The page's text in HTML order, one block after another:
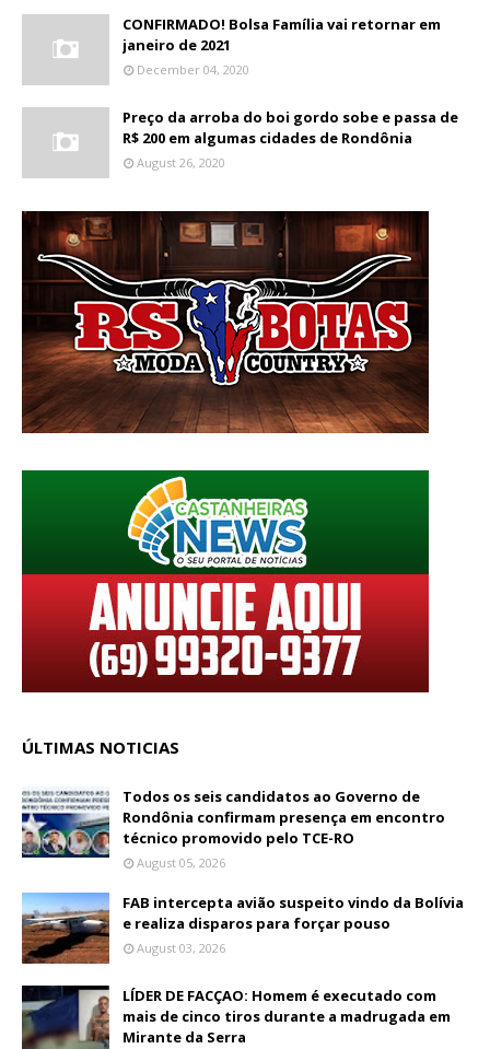
CONFIRMADO! Bolsa Família vai retornar em
janeiro de 2021
December 04, 2020
Preço da arroba do boi gordo sobe e passa de
R$ 200 em algumas cidades de Rondônia
August 26, 2020
ÚLTIMAS NOTICIAS
Todos os seis candidatos ao Governo de
Rondônia confirmam presença em encontro
técnico promovido pelo TCE-RO
August 05, 2026
FAB intercepta avião suspeito vindo da Bolívia
e realiza disparos para forçar pouso
August 03, 2026
LÍDER DE FACÇAO: Homem é executado com
mais de cinco tiros durante a madrugada em
Mirante da Serra